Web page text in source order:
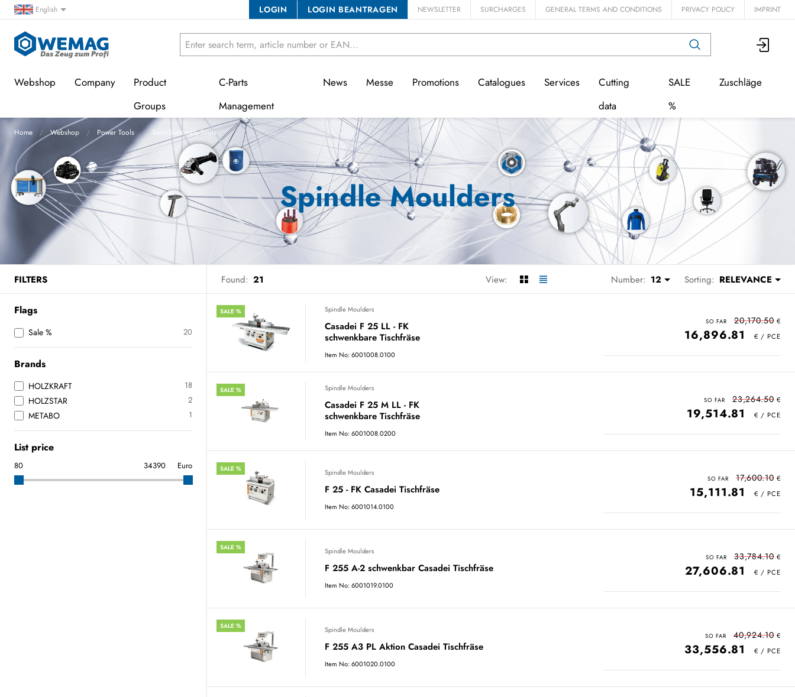
English LOGIN LOGIN BEANTRAGEN NEWSLETTER SURCHARGES GENERAL TERMS AND CONDITIONS PRIVACY POLICY IMPRINT
Webshop Company
Product
Groups
C-Parts
Management
News Messe Promotions Catalogues Services
Cutting
data
SALE
%
Zuschläge
Home Webshop Power Tools Semi-Stationary Tools
Spindle Moulders
FILTERS Found: 21 View: Number: 12 Sorting: RELEVANCE
Flags
Sale % 20
Brands
HOLZKRAFT 18
HOLZSTAR 2
METABO 1
List price
Euro
SALE % Spindle Moulders
Casadei F 25 LL - FK
schwenkbare Tischfräse
Item No: 6001008.0100
20,170.50
16,896.81
SALE % Spindle Moulders
Casadei F 25 M LL - FK
schwenkbare Tischfräse
Item No: 6001008.0200
23,264.50
19,514.81
SALE % Spindle Moulders
F 25 - FK Casadei Tischfräse
Item No: 6001014.0100
17,600.10
15,111.81
SALE % Spindle Moulders
F 255 A-2 schwenkbar Casadei Tischfräse
Item No: 6001019.0100
33,784.10
27,606.81
SALE % Spindle Moulders
F 255 A3 PL Aktion Casadei Tischfräse
Item No: 6001020.0100
40,924.10
33,556.81